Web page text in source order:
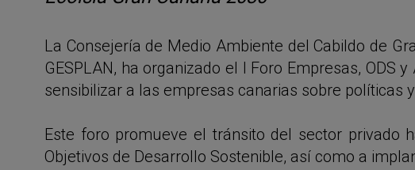
La Consejería de Medio Ambiente del Cabildo de
GESPLAN, ha organizado el I Foro Empresas,
sensibilizar a las empresas canarias sobre políticas
Este foro promueve el tránsito del sector privado
Objetivos de Desarrollo Sostenible, así como a